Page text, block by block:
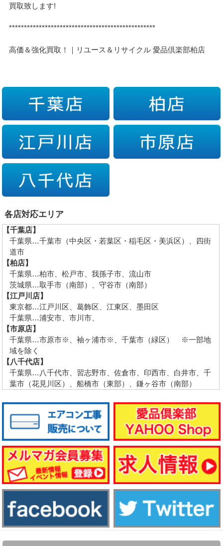
買取致します!
*************************************************
高価＆強化買取！｜リユース＆リサイクル 愛品倶楽部柏店
各店対応エリア
【千葉店】
千葉県…千葉市（中央区・若葉区・稲毛区・美浜区）、四街
道市
【柏店】
千葉県…柏市、松戸市、我孫子市、流山市
茨城県…取手市（南部）、守谷市（南部）
【江戸川店】
東京都…江戸川区、葛飾区、江東区、墨田区
千葉県…浦安市、市川市、
【市原店】
千葉県…市原市※、袖ヶ浦市※、千葉市（緑区） ※一部地
域を除く
【八千代店】
千葉県…八千代市、習志野市、佐倉市、印西市、白井市、千
葉市（花見川区）、船橋市（東部）、鎌ヶ谷市（南部）